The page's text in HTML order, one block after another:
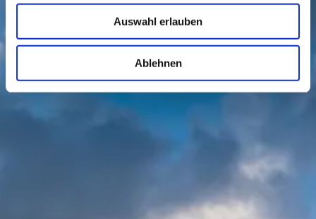
Auswahl erlauben
Ablehnen